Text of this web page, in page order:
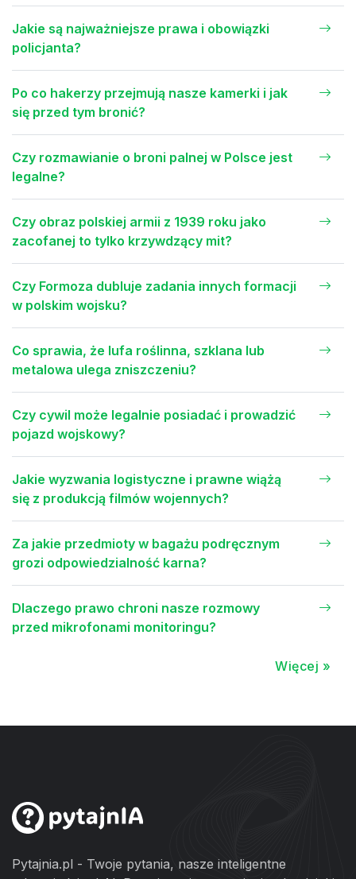
Jakie są najważniejsze prawa i obowiązki
policjanta?
Po co hakerzy przejmują nasze kamerki i jak
się przed tym bronić?
Czy rozmawianie o broni palnej w Polsce jest
legalne?
Czy obraz polskiej armii z 1939 roku jako
zacofanej to tylko krzywdzący mit?
Czy Formoza dubluje zadania innych formacji
w polskim wojsku?
Co sprawia, że lufa roślinna, szklana lub
metalowa ulega zniszczeniu?
Czy cywil może legalnie posiadać i prowadzić
pojazd wojskowy?
Jakie wyzwania logistyczne i prawne wiążą
się z produkcją filmów wojennych?
Za jakie przedmioty w bagażu podręcznym
grozi odpowiedzialność karna?
Dlaczego prawo chroni nasze rozmowy
przed mikrofonami monitoringu?
Więcej »
Pytajnia.pl - Twoje pytania, nasze inteligentne